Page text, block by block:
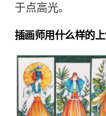
于点高光。
插画师用什么样的